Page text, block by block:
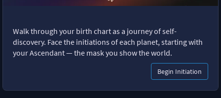
Walk through your birth chart as a journey of self-
discovery. Face the initiations of each planet, starting with
your Ascendant — the mask you show the world.
Begin Initiation